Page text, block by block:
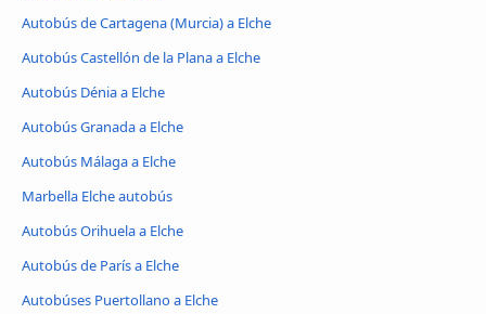
Autobús de Cartagena (Murcia) a Elche
Autobús Castellón de la Plana a Elche
Autobús Dénia a Elche
Autobús Granada a Elche
Autobús Málaga a Elche
Marbella Elche autobús
Autobús Orihuela a Elche
Autobús de París a Elche
Autobúses Puertollano a Elche